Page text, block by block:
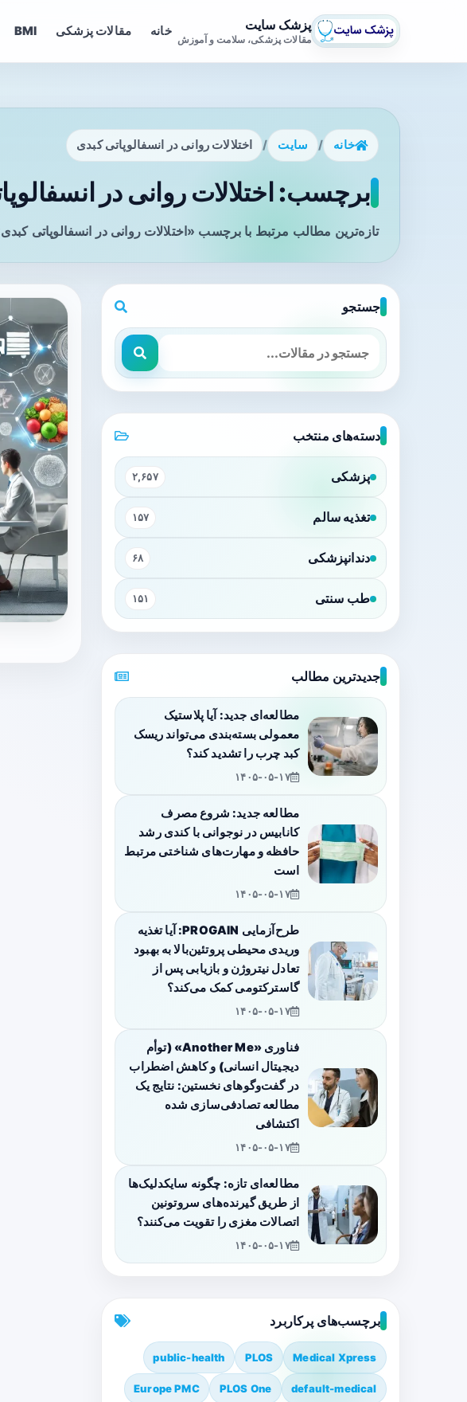
پزشک سایت
مقالات پزشکی، سلامت و آموزش
خانه مقالات پزشکی BMI
خانه / سایت / اختلالات روانی در انسفالوپاتی کبدی
برچسب: اختلالات روانی در
تازه‌ترین مطالب مرتبط با برچسب «اختلالات روانی در انسفالوپاتی
جستجو
دسته‌های منتخب
پزشکی ۲,۶۵۷
تغذیه سالم ۱۵۷
دندانپزشکی ۶۸
طب سنتی ۱۵۱
جدیدترین مطالب
مطالعه‌ای جدید: آیا پلاستیک
معمولی بسته‌بندی می‌تواند ریسک
کبد چرب را تشدید کند؟
۱۴۰۵-۰۵-۱۷
مطالعه جدید: شروع مصرف
کانابیس در نوجوانی با کندی رشد
حافظه و مهارت‌های شناختی مرتبط
است
۱۴۰۵-۰۵-۱۷
طرح‌آزمایی PROGAIN: آیا تغذیه
وریدی محیطی پروتئین‌بالا به بهبود
تعادل نیتروژن و بازیابی پس از
گاسترکتومی کمک می‌کند؟
۱۴۰۵-۰۵-۱۷
فناوری «Another Me» (توأم
دیجیتال انسانی) و کاهش اضطراب
در گفت‌وگوهای نخستین: نتایج یک
مطالعه تصادفی‌سازی شده
اکتشافی
۱۴۰۵-۰۵-۱۷
مطالعه‌ای تازه: چگونه سایکدلیک‌ها
از طریق گیرنده‌های سروتونین
اتصالات مغزی را تقویت می‌کنند؟
۱۴۰۵-۰۵-۱۷
برچسب‌های پرکاربرد
Medical Xpress
PLOS
public-health
default-medical
PLOS One
Europe PMC